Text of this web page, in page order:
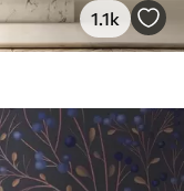
1.1k